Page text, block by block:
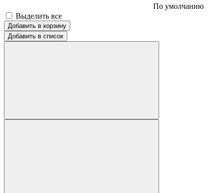
По умолчанию
Выделить все
Добавить в корзину
Добавить в список